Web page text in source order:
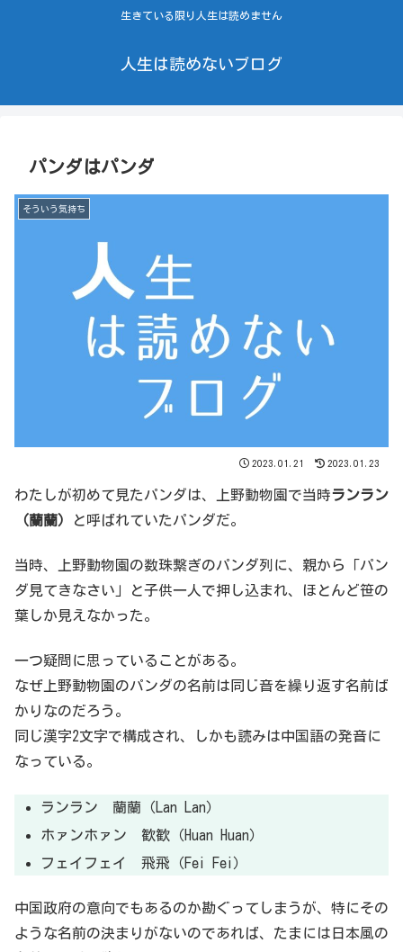
生きている限り人生は読めません
人生は読めないブログ
パンダはパンダ
そういう気持ち
2023.01.21 2023.01.23
わたしが初めて見たパンダは、上野動物園で当時ランラン
（蘭蘭）
と呼ばれていたパンダだ。
当時、上野動物園の数珠繋ぎのパンダ列に、親から「パン
ダ見てきなさい」と子供一人で押し込まれ、ほとんど笹の
葉しか見えなかった。
一つ疑問に思っていることがある。
なぜ上野動物園のパンダの名前は同じ音を繰り返す名前ば
かりなのだろう。
同じ漢字2文字で構成され、しかも読みは中国語の発音に
なっている。
ランラン 蘭蘭（Lan Lan）
ホァンホァン 歓歓（Huan Huan）
フェイフェイ 飛飛（Fei Fei）
中国政府の意向でもあるのか勘ぐってしまうが、特にその
ような名前の決まりがないのであれば、たまには日本風の